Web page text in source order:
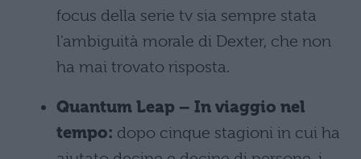
focus della serie tv sia sempre stata
l'ambiguità morale di Dexter, che non
ha mai trovato risposta.
Quantum Leap – In viaggio nel
tempo: dopo cinque stagioni in cui ha